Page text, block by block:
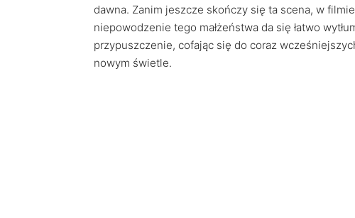
dawna. Zanim jeszcze skończy się ta scena, w
niepowodzenie tego małżeństwa da się łatwo
przypuszczenie, cofając się do coraz
nowym świetle.